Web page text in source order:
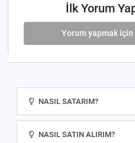
İlk Yorum
Yorum yapmak için
NASIL SATARIM?
NASIL SATIN ALIRIM?